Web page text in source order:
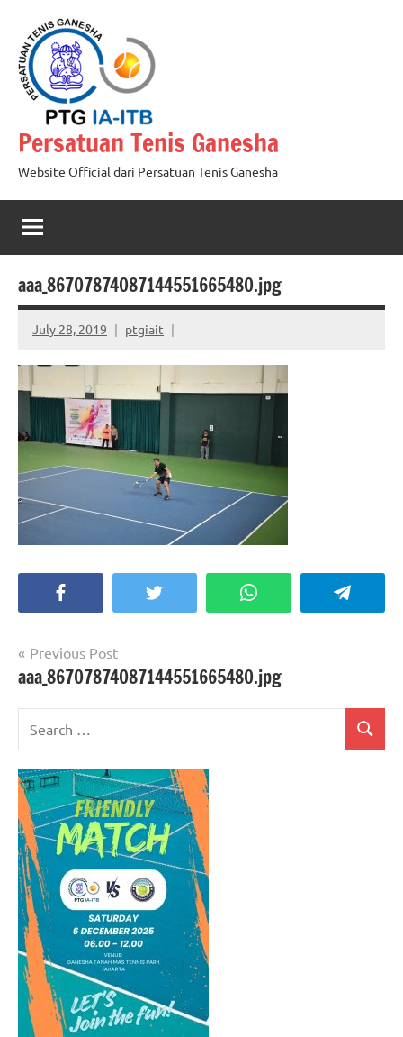
content
Persatuan Tenis Ganesha
Website Official dari Persatuan Tenis Ganesha
aaa_86707874087144551665480.jpg
July 28, 2019 ptgiait
Twitter WhatsApp
Post
navigation
Previous Post
aaa_86707874087144551665480.jpg
Search